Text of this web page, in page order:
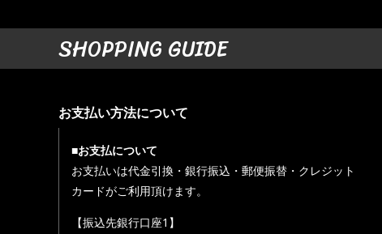
SHOPPING GUIDE
お支払い方法について
■お支払について
お支払いは代金引換・銀行振込・郵便振替・クレジット
カードがご利用頂けます。
【振込先銀行口座1】